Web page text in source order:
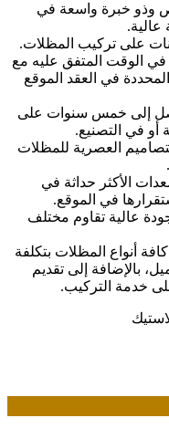
وذو خبرة واسعة في
على تركيب المظلات.
في الوقت المتفق عليه مع
في العقد الموقع
تصل إلى خمس سنوات على
في التصنيع.
العصرية للمظلات
الأكثر حداثة في
في الموقع.
عالية تقاوم مختلف
أنواع المظلات بتكلفة
بالإضافة إلى تقديم
خدمة التركيب.